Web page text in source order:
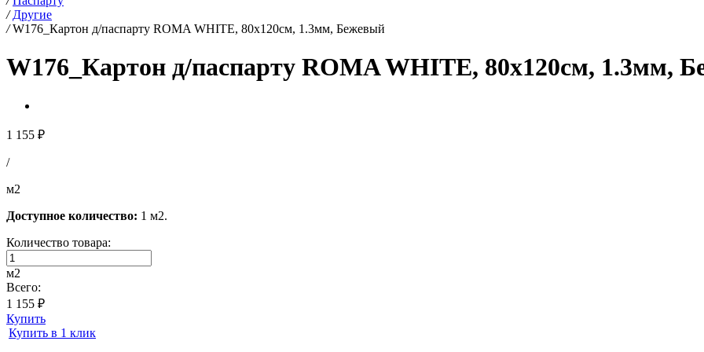
/ Другие
/ W176_Картон д/паспарту ROMA WHITE, 80x120см, 1.3мм, Бежевый
W176_Картон д/паспарту ROMA WHITE, 80x120см, 1.3мм,
1 155 ₽
/
м2
Доступное количество: 1 м2.
Количество товара:
м2
Всего:
1 155 ₽
Купить
Купить в 1 клик